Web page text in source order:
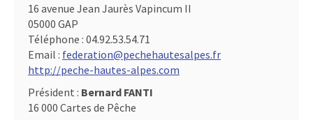
16 avenue Jean Jaurès Vapincum II
05000 GAP
Téléphone : 04.92.53.54.71
Email : federation@pechehautesalpes.fr
http://peche-hautes-alpes.com
Président : Bernard FANTI
16 000 Cartes de Pêche